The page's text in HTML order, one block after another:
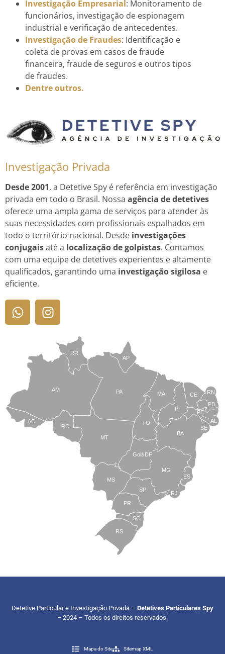
Investigação Empresarial: Monitoramento de
funcionários, investigação de espionagem
industrial e verificação de antecedentes.
Investigação de Fraudes: Identificação e
coleta de provas em casos de fraude
financeira, fraude de seguros e outros tipos
de fraudes.
Dentre outros.
Investigação Privada
Desde 2001, a Detetive Spy é referência em investigação
privada em todo o Brasil. Nossa agência de detetives
oferece uma ampla gama de serviços para atender às
suas necessidades com profissionais espalhados em
todo o território nacional. Desde investigações
conjugaisaté a localização de golpistas. Contamos
com uma equipe de detetives experientes e altamente
qualificados, garantindo uma investigação sigilosa e
eficiente.
TO
BA
SE
PE
AL
RN
CE
PI
MA
AP
PA
RR
AM
AC
RO
MT
MS
Goiás
PR
SC
RS
SP
MG
RJ
ES
DF
PB
Detetive Particular e Investigação Privada – Detetives Particulares Spy
– 2024 – Todos os direitos reservados.
Mapa do Site Sitemap XML